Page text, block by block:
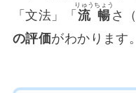
「文法」「 流暢
りゅうちょう
さ
の評価がわかります。